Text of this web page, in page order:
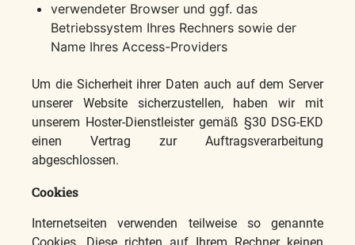
verwendeter Browser und ggf. das
Betriebssystem Ihres Rechners sowie der
Name Ihres Access-Providers
Um die Sicherheit ihrer Daten auch auf dem Server
unserer Website sicherzustellen, haben wir mit
unserem Hoster-Dienstleister gemäß §30 DSG-EKD
einen Vertrag zur Auftragsverarbeitung
abgeschlossen.
Cookies
Internetseiten verwenden teilweise so genannte